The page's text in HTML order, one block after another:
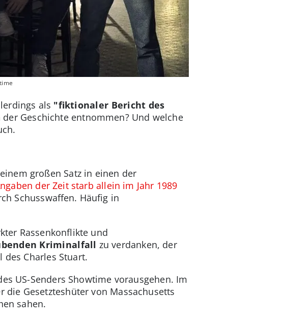
als "fiktionaler Bericht des
Geschichte entnommen? Und welche
großen Satz in einen der
der Zeit starb allein im Jahr 1989
Schusswaffen. Häufig in
Rassenkonflikte und
Kriminalfall zu verdanken, der
Charles Stuart.
US-Senders Showtime vorausgehen. Im
die Gesetzteshüter von Massachusetts
sahen.